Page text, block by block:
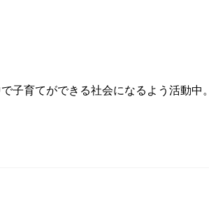
子育てができる社会になるよう活動中。